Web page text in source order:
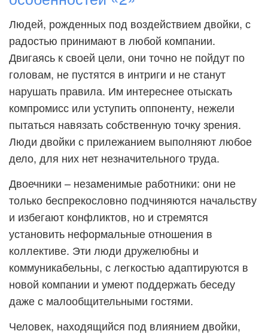
Людей, рожденных под воздействием двойки, с
радостью принимают в любой компании.
Двигаясь к своей цели, они точно не пойдут по
головам, не пустятся в интриги и не станут
нарушать правила. Им интереснее отыскать
компромисс или уступить оппоненту, нежели
пытаться навязать собственную точку зрения.
Люди двойки с прилежанием выполняют любое
дело, для них нет незначительного труда.
Двоечники – незаменимые работники: они не
только беспрекословно подчиняются начальству
и избегают конфликтов, но и стремятся
установить неформальные отношения в
коллективе. Эти люди дружелюбны и
коммуникабельны, с легкостью адаптируются в
новой компании и умеют поддержать беседу
даже с малообщительными гостями.
Человек, находящийся под влиянием двойки,